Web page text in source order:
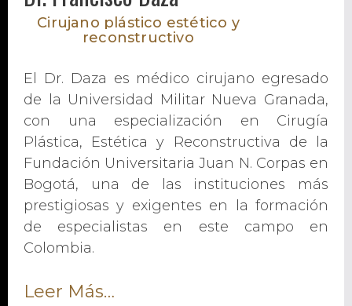
Cirujano plástico estético y
reconstructivo
El Dr. Daza es médico cirujano egresado
de la Universidad Militar Nueva Granada,
con una especialización en Cirugía
Plástica, Estética y Reconstructiva de la
Fundación Universitaria Juan N. Corpas en
Bogotá, una de las instituciones más
prestigiosas y exigentes en la formación
de especialistas en este campo en
Colombia.
Leer Más…